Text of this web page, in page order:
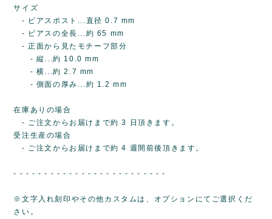
サイズ
- ピアスポスト...直径 0.7 mm
- ピアスの全長...約 65 mm
- 正面から見たモチーフ部分
- 縦...約 10.0 mm
- 横...約 2.7 mm
- 側面の厚み...約 1.2 mm
在庫ありの場合
- ご注文からお届けまで約 3 日頂きます。
受注生産の場合
- ご注文からお届けまで約 4 週間前後頂きます。
- - - - - - - - - - - - - - - - - - - - - - - - -
※文字入れ刻印やその他カスタムは、オプションにてご選択くだ
さい。